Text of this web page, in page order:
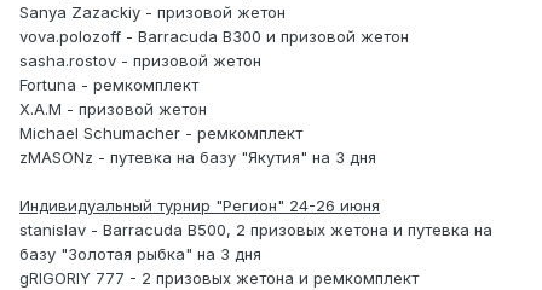
Sanya Zazackiy - призовой жетон
vova.polozoff - Barracuda B300 и призовой жетон
sasha.rostov - призовой жетон
Fortuna - ремкомплект
X.A.M - призовой жетон
Michael Schumacher - ремкомплект
zMASONz - путевка на базу "Якутия" на 3 дня
Индивидуальный турнир "Регион" 24-26 июня
stanislav - Barracuda B500, 2 призовых жетона и путевка на
базу "Золотая рыбка" на 3 дня
gRIGORIY 777 - 2 призовых жетона и ремкомплект